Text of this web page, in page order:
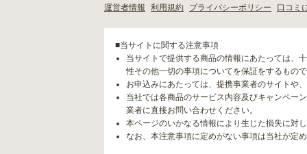
運営者情報 利用規約 プライバシーポリシー 口コミ
■当サイトに関する注意事項
当サイトで提供する商品の情報にあたっては、
性その他一切の事項についてを保証をするもの
お申込みにあたっては、提携事業者のサイトや
当社では各商品のサービス内容及びキャンペー
業者に直接お問い合わせください。
本ページのいかなる情報により生じた損失に対
なお、本注意事項に定めがない事項は当社が定